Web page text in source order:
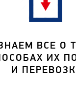
ВСЕ О
ИХ
И